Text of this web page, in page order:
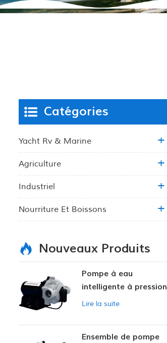
Catégories
Yacht Rv & Marine
Agriculture
Industriel
Nourriture Et Boissons
Nouveaux Produits
Pompe à eau
intelligente à pression
variable
Lire la suite
Ensemble de pompe